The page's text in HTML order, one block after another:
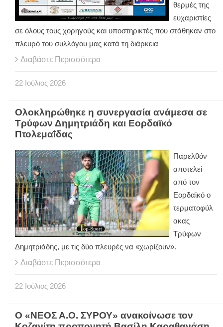
θερμές της
ευχαριστίες
σε όλους τους χορηγούς και υποστηρικτές που στάθηκαν στο
πλευρό του συλλόγου μας κατά τη διάρκεια
Διαβάστε Περισσότερα
22 Ιούλιος 2026
Ολοκληρώθηκε η συνεργασία ανάμεσα σε
Τρύφων Δημητριάδη και Εορδαϊκό
Πτολεμαΐδας
Παρελθόν
αποτελεί
από τον
Εορδαϊκό ο
τερματοφύλ
ακας
Τρύφων
Δημητριάδης, με τις δύο πλευρές να «χωρίζουν».
Διαβάστε Περισσότερα
22 Ιούλιος 2026
Ο «ΝΕΟΣ Α.Ο. ΣΥΡΟΥ» ανακοίνωσε τον